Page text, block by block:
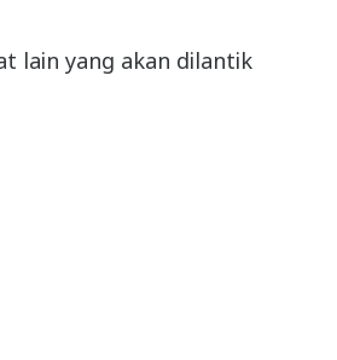
lain yang akan dilantik